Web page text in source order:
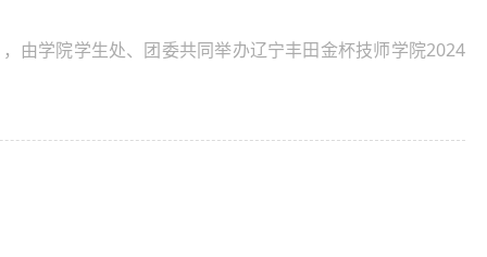
由学院学生处、团委共同举办辽宁丰田金杯技师学院2024